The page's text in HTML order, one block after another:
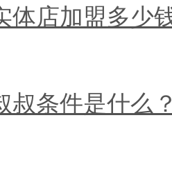
体店加盟多少
叔条件是什么